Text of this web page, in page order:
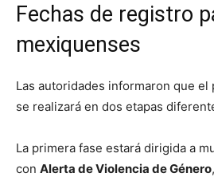
Fechas de registro
mexiquenses
Las autoridades informaron que
se realizará en dos etapas
La primera fase estará dirigida a
con Alerta de Violencia de Género